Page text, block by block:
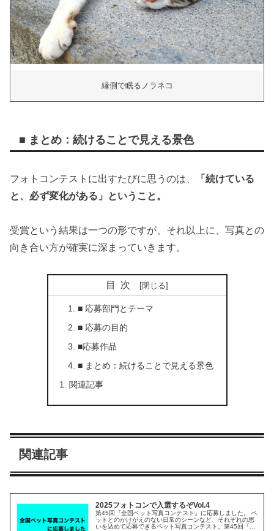
縁側で眠るノラネコ
■ まとめ：続けることで見える景色
フォトコンテストに出すたびに思うのは、
「続けている
と、必ず変化がある」ということ。
受賞という結果は一つの形ですが、それ以上に、写真との
向き合い方が確実に深まっていきます。
目次
■ 応募部門とテーマ
■ 応募の目的
■応募作品
■ まとめ：続けることで見える景色
関連記事
関連記事
2025フォトコンで入選するぞVol.4
第45回『全国ペット写真コンテスト』に応募しました。 ペ
ットとのかけがえのない日常のシーンなど、それぞれの思
いを込めて応募できるペット写真コンテスト。第45回『全